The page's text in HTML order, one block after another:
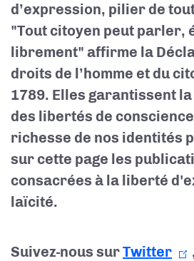
d’expression, pilier de
"Tout citoyen peut parler,
librement" affirme la
droits de l’homme et du
1789. Elles garantissent
des libertés de
richesse de nos identités
sur cette page les
consacrées à la liberté
laïcité.
Suivez-nous surTwitter